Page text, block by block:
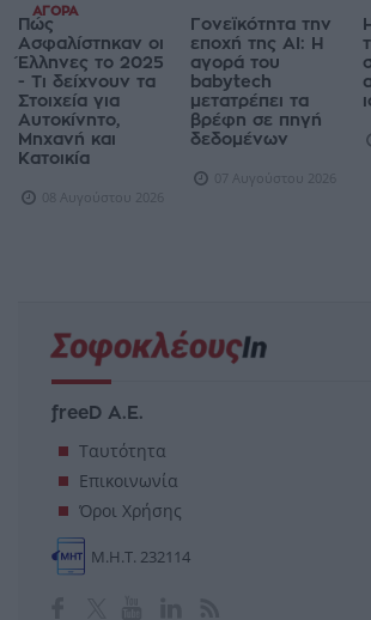
ΑΓΟΡΆ
Πώς
Ασφαλίστηκαν οι
Έλληνες το 2025
- Τι δείχνουν τα
Στοιχεία για
Αυτοκίνητο,
Μηχανή και
Κατοικία
08 Αυγούστου 2026
Γονεϊκότητα την
εποχή της AI: Η
αγορά του
babytech
μετατρέπει τα
βρέφη σε πηγή
δεδομένων
07 Αυγούστου 2026
freeD Α.Ε.
Ταυτότητα
Επικοινωνία
Όροι Χρήσης
Μ.Η.Τ. 232114